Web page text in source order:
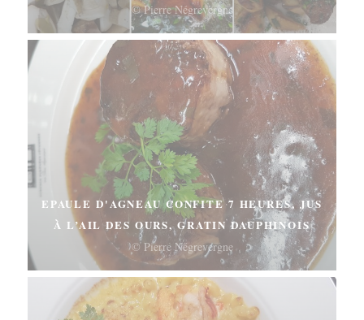
© Pierre Négrevergne
EPAULE D'AGNEAU CONFITE 7 HEURES, JUS
À L’AIL DES OURS, GRATIN DAUPHINOIS
© Pierre Négrevergne